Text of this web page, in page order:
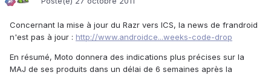
Concernant la mise à jour du Razr vers ICS, la news de frandroid
n'est pas à jour : http://www.androidce...weeks-code-drop
En résumé, Moto donnera des indications plus précises sur la
MAJ de ses produits dans un délai de 6 semaines après la